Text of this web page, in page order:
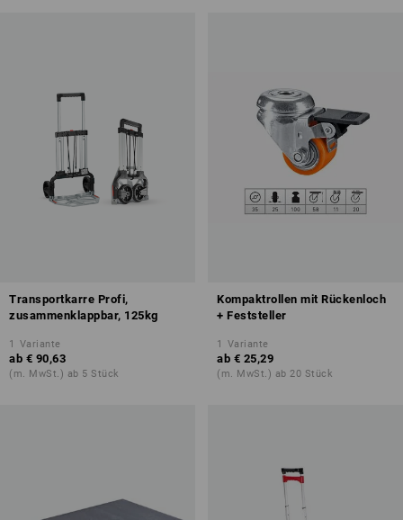
Transportkarre Profi,
zusammenklappbar, 125kg
1 Variante
ab € 90,63
(m. MwSt.) ab 5 Stück
Kompaktrollen mit Rückenloch
+ Feststeller
1 Variante
ab € 25,29
(m. MwSt.) ab 20 Stück